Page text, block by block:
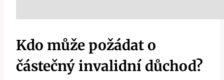
Kdo může požádat o
částečný invalidní důchod?